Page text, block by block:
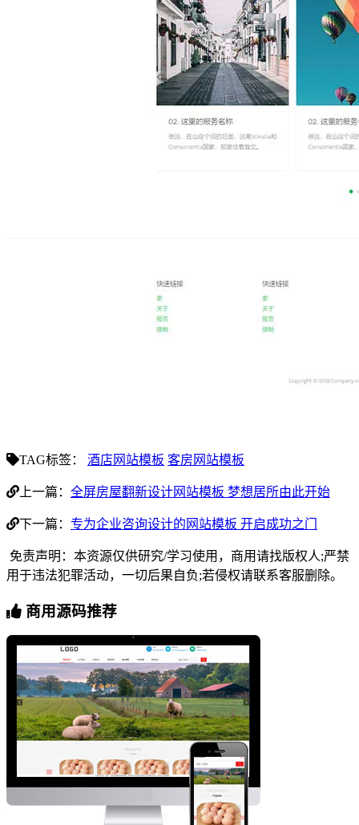
TAG标签： 酒店网站模板 客房网站模板
上一篇： 全屏房屋翻新设计网站模板 梦想居所由此开始
下一篇： 专为企业咨询设计的网站模板 开启成功之门
免责声明：本资源仅供研究/学习使用，商用请找版权人;严禁
用于违法犯罪活动，一切后果自负;若侵权请联系客服删除。
商用源码推荐